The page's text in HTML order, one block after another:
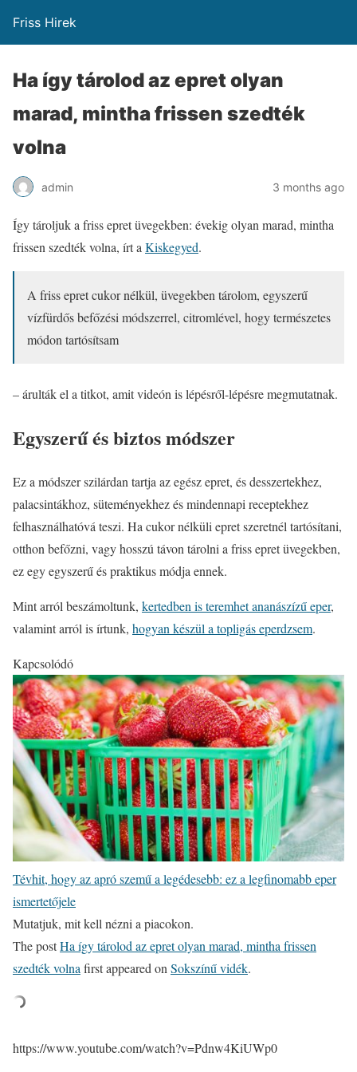
Friss Hirek
Ha így tárolod az epret olyan
marad, mintha frissen szedték
volna
admin 3 months ago
Így tároljuk a friss epret üvegekben: évekig olyan marad, mintha
frissen szedték volna, írt a Kiskegyed.
A friss epret cukor nélkül, üvegekben tárolom, egyszerű
vízfürdős befőzési módszerrel, citromlével, hogy természetes
módon tartósítsam
– árulták el a titkot, amit videón is lépésről-lépésre megmutatnak.
Egyszerű és biztos módszer
Ez a módszer szilárdan tartja az egész epret, és desszertekhez,
palacsintákhoz, süteményekhez és mindennapi receptekhez
felhasználhatóvá teszi. Ha cukor nélküli epret szeretnél tartósítani,
otthon befőzni, vagy hosszú távon tárolni a friss epret üvegekben,
ez egy egyszerű és praktikus módja ennek.
Mint arról beszámoltunk, kertedben is teremhet ananászízű eper,
valamint arról is írtunk, hogyan készül a topligás eperdzsem.
Kapcsolódó
Tévhit, hogy az apró szemű a legédesebb: ez a legfinomabb eper
ismertetőjele
Mutatjuk, mit kell nézni a piacokon.
The postHa így tárolod az epret olyan marad, mintha frissen
szedték volna first appeared on Sokszínű vidék.
https://www.youtube.com/watch?v=Pdnw4KiUWp0